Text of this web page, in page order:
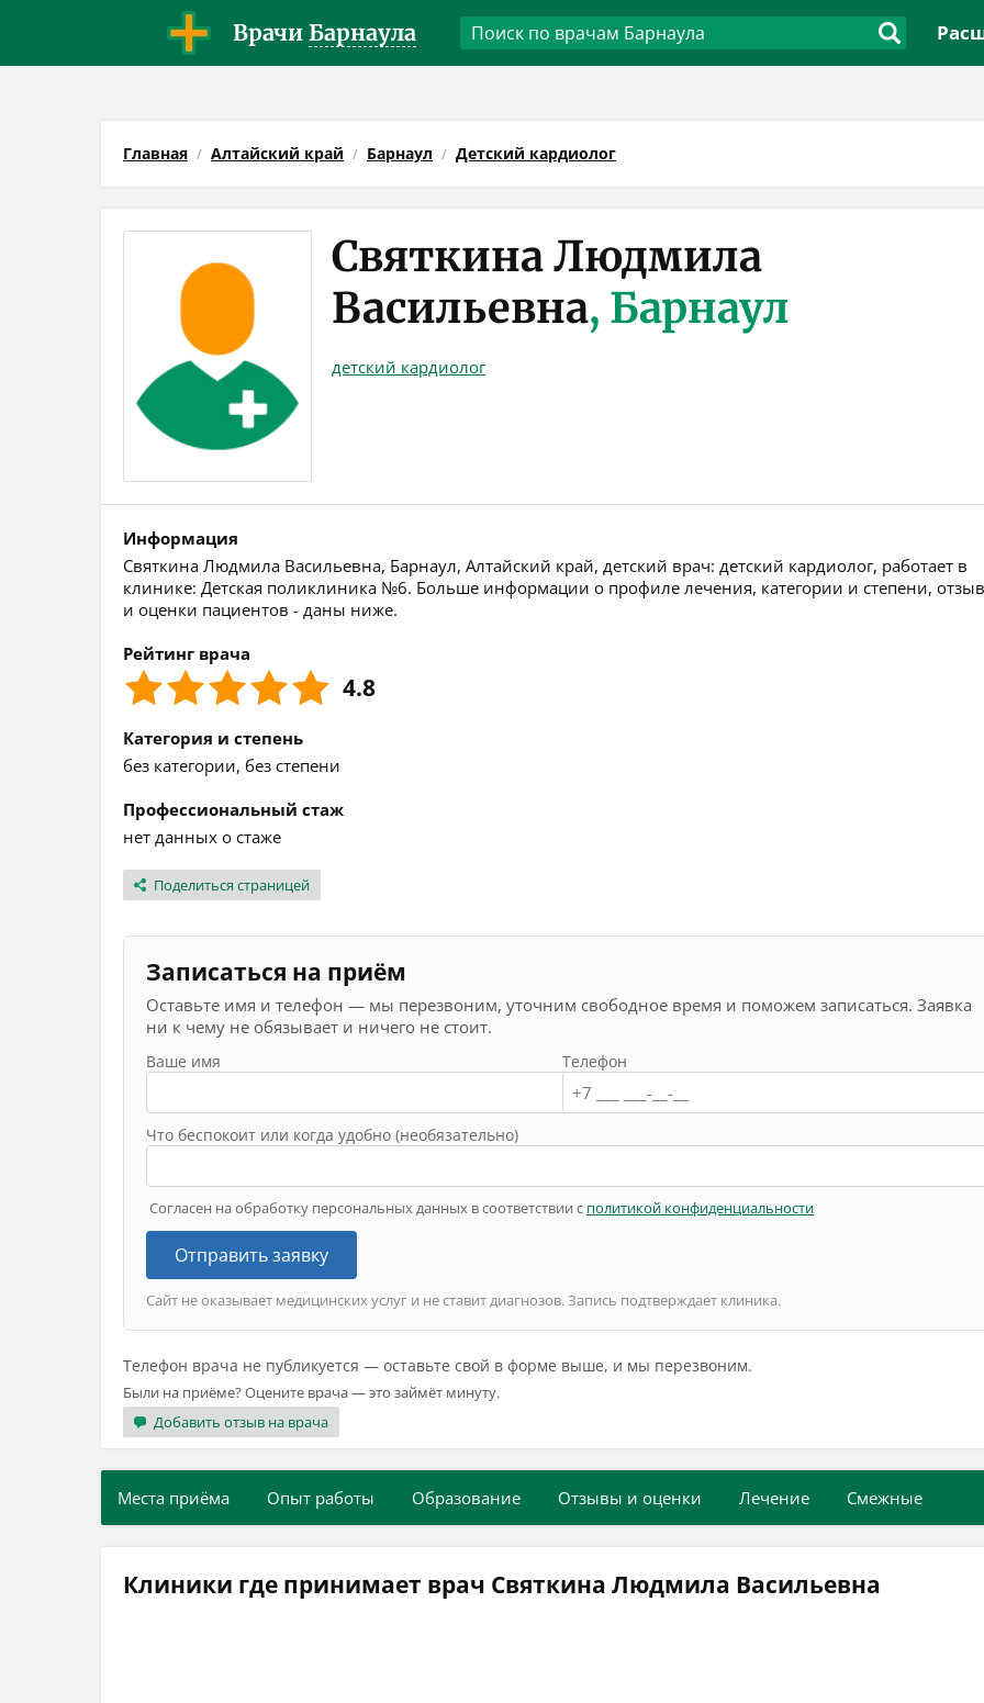
Врачи Барнаула
Главная Алтайский край Барнаул Детский кардиолог
Святкина Людмила
Васильевна, Барнаул
детский кардиолог
Информация
Святкина Людмила Васильевна, Барнаул, Алтайский край, детский врач: детский кардиолог, работает в
клинике: Детская поликлиника №6. Больше информации о профиле лечения, категории и степени,
и оценки пациентов - даны ниже.
Рейтинг врача
4.8
Категория и степень
без категории, без степени
Профессиональный стаж
нет данных о стаже
Поделиться страницей
Записаться на приём
Оставьте имя и телефон — мы перезвоним, уточним свободное время и поможем записаться. Заявка
ни к чему не обязывает и ничего не стоит.
Ваше имя Телефон
Что беспокоит или когда удобно (необязательно)
Согласен на обработку персональных данных в соответствии с политикой конфиденциальности
Отправить заявку
Сайт не оказывает медицинских услуг и не ставит диагнозов. Запись подтверждает клиника.
Телефон врача не публикуется — оставьте свой в форме выше, и мы перезвоним.
Были на приёме? Оцените врача — это займёт минуту.
Добавить отзыв на врача
Места приёма Опыт работы Образование Отзывы и оценки Лечение Смежные
Клиники где принимает врач Святкина Людмила Васильевна